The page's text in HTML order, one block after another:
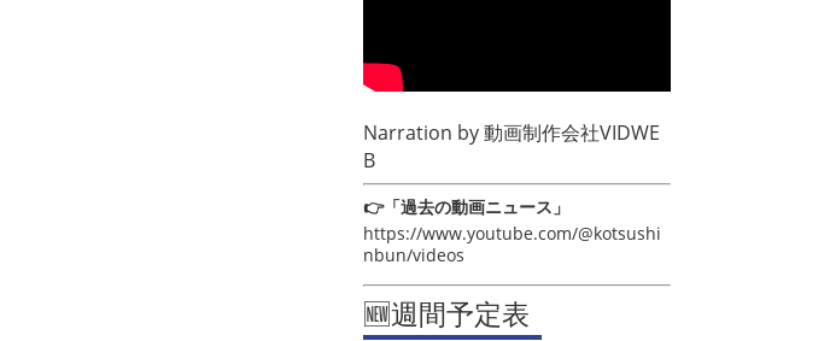
Narration by動画制作会社VIDWE
B
👉「過去の動画ニュース」
https://www.youtube.com/@kotsushi
nbun/videos
🆕週間予定表